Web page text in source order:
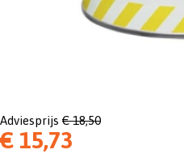
Adviesprijs € 18,50
€ 15,73